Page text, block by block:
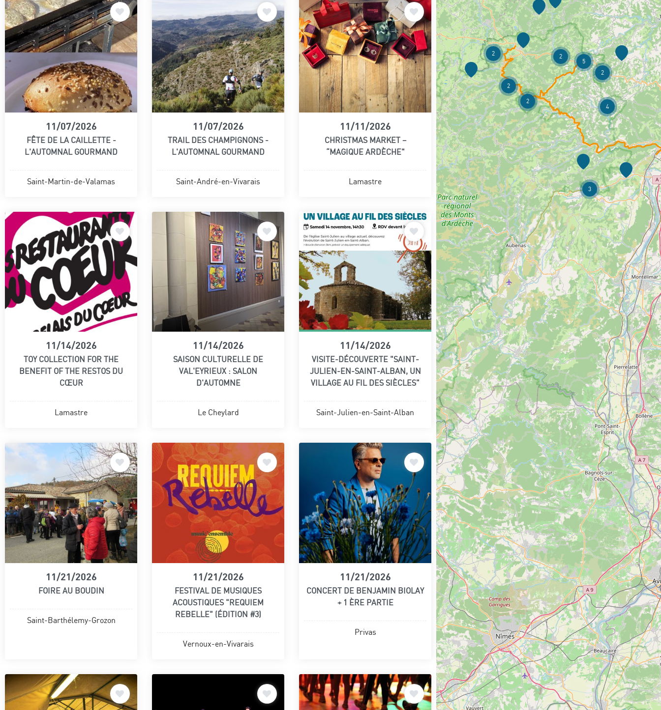
11/07/2026
FÊTE DE LA CAILLETTE -
L'AUTOMNAL GOURMAND
Saint-Martin-de-Valamas
11/07/2026
TRAIL DES CHAMPIGNONS -
L'AUTOMNAL GOURMAND
Saint-André-en-Vivarais
11/11/2026
CHRISTMAS MARKET –
“MAGIQUE ARDÈCHE"
Lamastre
11/14/2026
TOY COLLECTION FOR THE
BENEFIT OF THE RESTOS DU
CŒUR
Lamastre
11/14/2026
SAISON CULTURELLE DE
VAL'EYRIEUX : SALON
D'AUTOMNE
Le Cheylard
11/14/2026
VISITE-DÉCOUVERTE "SAINT-
JULIEN-EN-SAINT-ALBAN, UN
VILLAGE AU FIL DES SIÈCLES"
Saint-Julien-en-Saint-Alban
11/21/2026
FOIRE AU BOUDIN
Saint-Barthélemy-Grozon
11/21/2026
FESTIVAL DE MUSIQUES
ACOUSTIQUES "REQUIEM
REBELLE" (ÉDITION #3)
Vernoux-en-Vivarais
11/21/2026
CONCERT DE BENJAMIN BIOLAY
+ 1 ÈRE PARTIE
Privas
4
3
2
2
2
5
2
2